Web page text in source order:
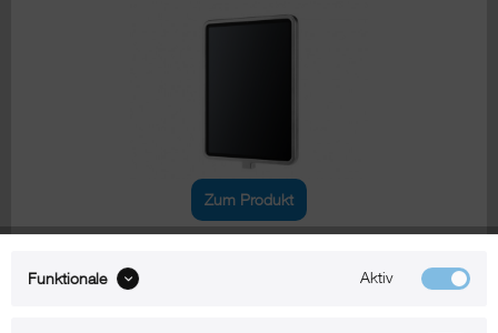
Zum Produkt
Funktionale Aktiv